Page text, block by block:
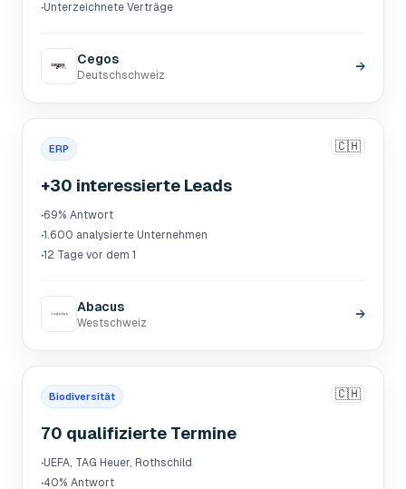
·Unterzeichnete Verträge
Cegos
Deutschschweiz
→
ERP 🇨🇭
+30 interessierte Leads
·69% Antwort
·1.600 analysierte Unternehmen
·12 Tage vor dem 1
Abacus
Westschweiz
→
Biodiversität 🇨🇭
70 qualifizierte Termine
·UEFA, TAG Heuer, Rothschild
·40% Antwort